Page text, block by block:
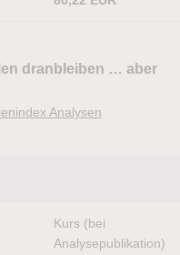
dranbleiben … aber
Analysen
Kurs (bei
Analysepublikation)